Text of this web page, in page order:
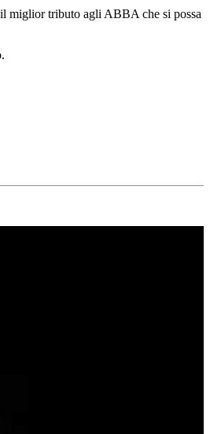
miglior tributo agli ABBA che si possa